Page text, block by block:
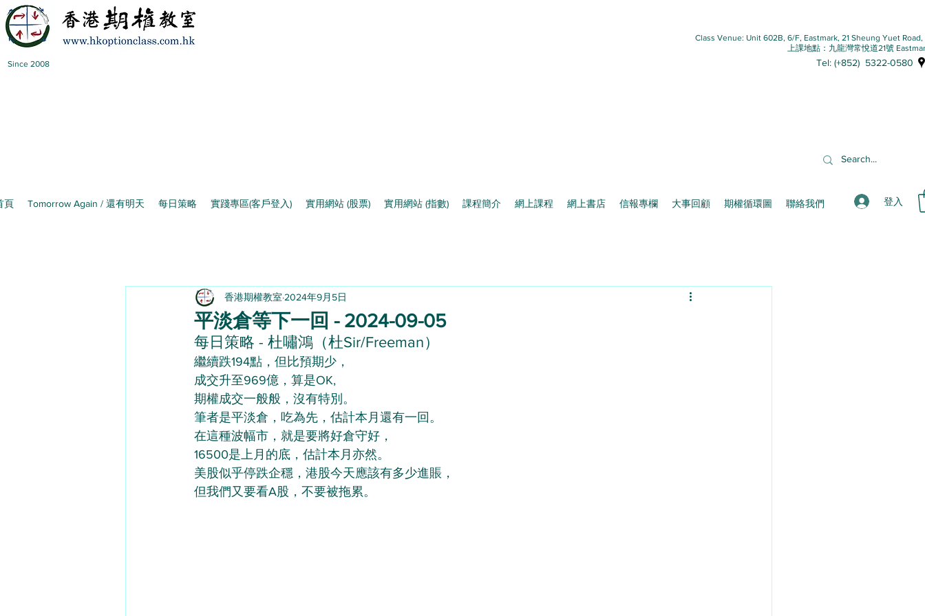
Since 2008
Class Venue: Unit 602B, 6/F, Eastmark, 21 Sheung Yuet
上課地點：九龍灣常悅道21號
Tel: (+852) 5322-0580
頁 Tomorrow Again / 還有明天 每日策略 實踐專區(客戶登入) 實用網站 (股票) 實用網站 (指數) 課程簡介 網上課程 網上書店 信報專欄 大事回顧 期權循環圖 聯絡我們 登入
平淡倉等下一回 - 2024-09-05
香港期權教室 2024年9月5日
每日策略 - 杜嘯鴻（杜Sir/Freeman）
繼續跌194點，但比預期少，
成交升至969億，算是OK,
期權成交一般般，沒有特別。
筆者是平淡倉，吃為先，估計本月還有一回。
在這種波幅市，就是要將好倉守好，
16500是上月的底，估計本月亦然。
美股似乎停跌企穩，港股今天應該有多少進賬，
但我們又要看A股，不要被拖累。